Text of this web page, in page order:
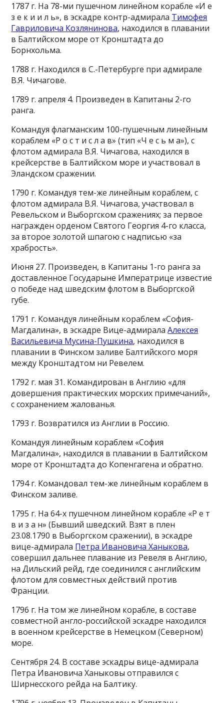
1787 г. На 78-ми пушечном линейном корабле «И е
з е к и и л ь», в эскадре контр-адмирала Тимофея
Гавриловича Козлянинова, находился в плавании
в Балтийском море от Кронштадта до
Борнхольма.
1788 г. Находился в С.-Петербурге при адмирале
В.Я. Чичагове.
1789 г. апреля 4. Произведен в Капитаны 2-го
ранга.
Командуя флагманским 100-пушечным линейным
кораблем «Р о с т и с л а в» (тип «Ч е с ь м а»), с
флотом адмирала В.Я. Чичагова, находился в
крейсерстве в Балтийском море и участвовал в
Эландском сражении.
1790 г. Командуя тем-же линейным кораблем, с
флотом адмирала В.Я. Чичагова, участвовал в
Ревельском и Выборгском сражениях; за первое
награжден орденом Святого Георгия 4-го класса,
за второе золотой шпагою с надписью «за
храбрость».
Июня 27. Произведен, в Капитаны 1-го ранга за
доставленное Государыне Императрице известие
о победе над шведским флотом в Выборгской
губе.
1791 г. Командуя линейным кораблем «София-
Магдалина», в эскадре Вице-адмиралаАлексея
Васильевича Мусина-Пушкина, находился в
плавании в Финском заливе Балтийского моря
между Кронштадтом ни Ревелем.
1792 г. мая 31. Командирован в Англию «для
довершения практических морских примечаний»,
с сохранением жалованья.
1793 г. Возвратился из Англии в Россию.
Командуя линейным кораблем «София
Mагдалина», находился в плавании в Балтийском
море от Кронштадта до Копенгагена и обратно.
1794 г. Командовал тем-же линейным кораблем в
Финском заливе.
1795 г. На 64-х пушечном линейном корабле «Р е т
в и з а н» (Бывший шведский. Взят в плен
23.08.1790 в Выборгском сражении), в эскадре
вице-адмирала Петра Ивановича Ханыкова,
совершил дальнее плавание из Ревеля в Англию,
на Дильский рейд, где соединился с английским
флотом для совместных действий против
Франции.
1796 г. На том же линейном корабле, в составе
совместной англо-российской эскадре находился
в военном крейсерстве в Немецком (Северном)
море.
Сентября 24. В составе эскадры вице-адмирала
Петра Ивановича Ханыковы отправился с
Ширнесского рейда на Балтику.